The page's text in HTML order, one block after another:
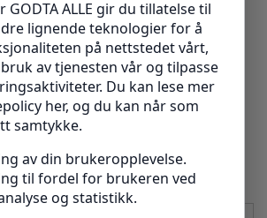
justeres lett slik at du opplever økt
ubehag.
anbefaler vi håndvask og
Pass på å feste alle borrelåser før
Unngå tørketrommel, stryking og
som kan svekke materialet.
lurer på: